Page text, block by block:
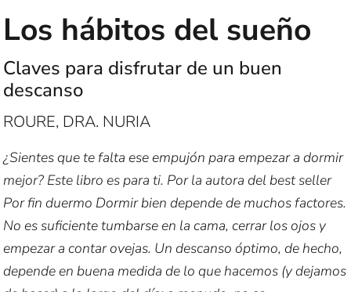
Los hábitos del sueño
Claves para disfrutar de un buen
descanso
ROURE, DRA. NURIA
¿Sientes que te falta ese empujón para empezar a dormir
mejor? Este libro es para ti. Por la autora del best seller
Por fin duermo Dormir bien depende de muchos factores.
No es suficiente tumbarse en la cama, cerrar los ojos y
empezar a contar ovejas. Un descanso óptimo, de hecho,
depende en buena medida de lo que hacemos (y dejamos